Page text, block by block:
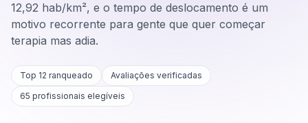
12,92 hab/km², e o tempo de deslocamento é um
motivo recorrente para gente que quer começar
terapia mas adia.
Top 12 ranqueado
Avaliações verificadas
65 profissionais elegíveis